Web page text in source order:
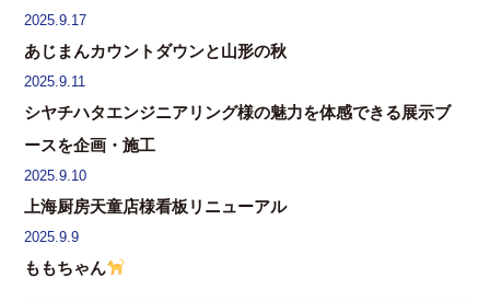
2025.9.17
あじまんカウントダウンと山形の秋
2025.9.11
シヤチハタエンジニアリング様の魅力を体感できる展示ブ
ースを企画・施工
2025.9.10
上海厨房天童店様看板リニューアル
2025.9.9
ももちゃん